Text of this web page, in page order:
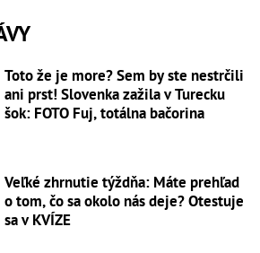
Toto že je more? Sem by ste nestrčili
ani prst! Slovenka zažila v Turecku
šok: FOTO Fuj, totálna bačorina
Veľké zhrnutie týždňa: Máte prehľad
o tom, čo sa okolo nás deje? Otestuje
sa v KVÍZE